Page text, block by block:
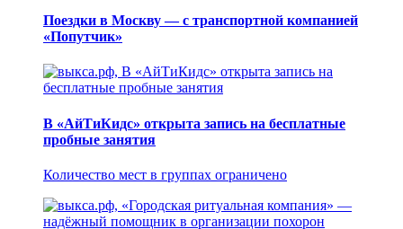
Поездки в Москву — с транспортной компанией
«Попутчик»
В «АйТиКидс» открыта запись на бесплатные
пробные занятия
Количество мест в группах ограничено